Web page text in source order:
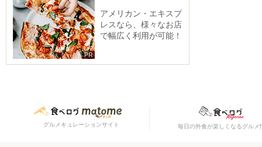
アメリカン・エキスプ
レスなら、様々なお店
で幅広く利用が可能！
グルメキュレーションサイト 毎日の外食が楽しくなるグルメ